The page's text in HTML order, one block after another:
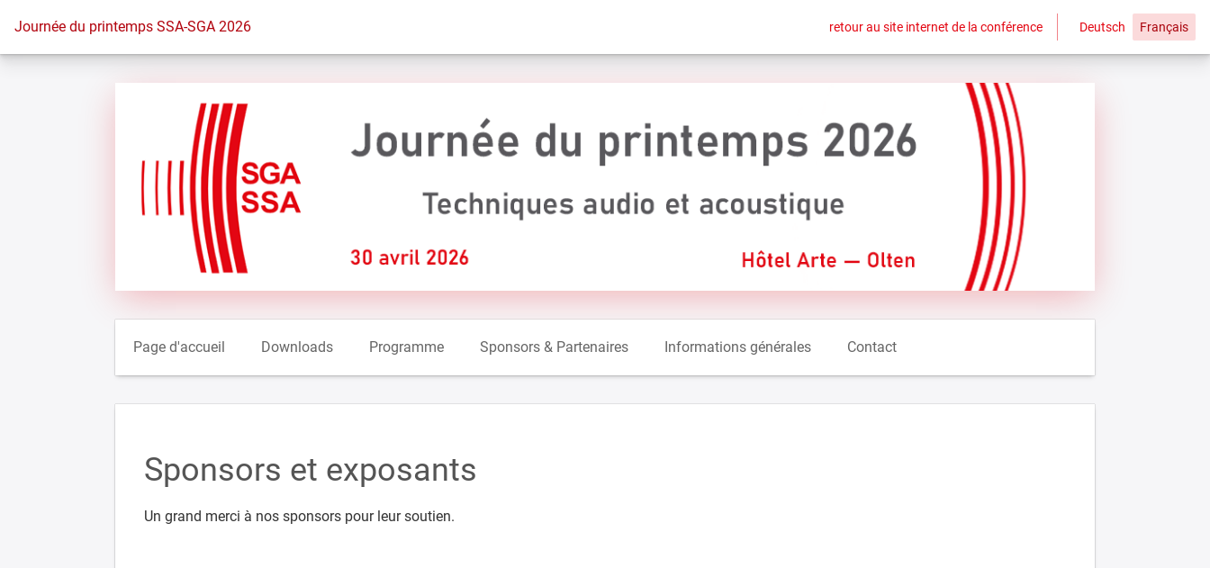
Vers la page d'accueil
Journée du printemps SSA-SGA 2026 retour au site internet de la conférence Deutsch Français
Page d'accueil Downloads Programme Sponsors & Partenaires Informations générales Contact
Sponsors et exposants
Un grand merci à nos sponsors pour leur soutien.